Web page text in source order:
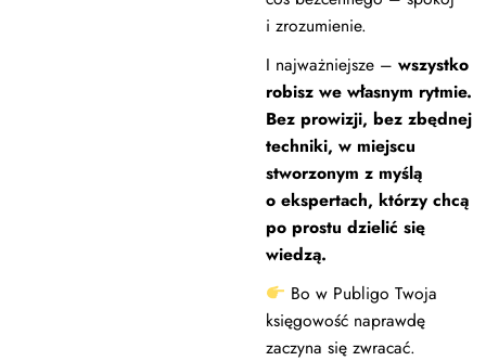
i zrozumienie.
I najważniejsze – wszystko
robisz we własnym rytmie.
Bez prowizji, bez zbędnej
techniki, w miejscu
stworzonym z myślą
o ekspertach, którzy chcą
po prostu dzielić się
wiedzą.
Bo w Publigo Twoja
księgowość naprawdę
zaczyna się zwracać.